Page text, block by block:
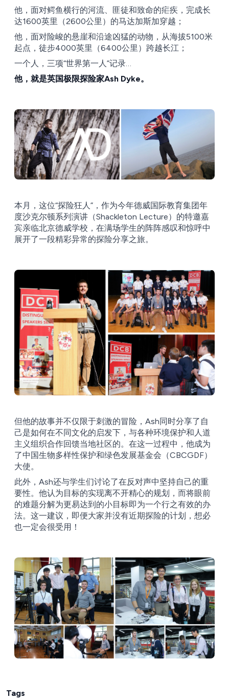
他，面对鳄鱼横行的河流、匪徒和致命的疟疾，完成长
达1600英里（2600公里）的马达加斯加穿越；
他，面对险峻的悬崖和沿途凶猛的动物，从海拔5100米
起点，徒步4000英里（6400公里）跨越长江；
一个人，三项“世界第一人”记录…
他，就是英国极限探险家Ash Dyke。
本月，这位“探险狂人”，作为今年德威国际教育集团年
度沙克尔顿系列演讲（Shackleton Lecture）的特邀嘉
宾亲临北京德威学校，在满场学生的阵阵感叹和惊呼中
展开了一段精彩异常的探险分享之旅。
但他的故事并不仅限于刺激的冒险，Ash同时分享了自
己是如何在不同文化的启发下，与各种环境保护和人道
主义组织合作回馈当地社区的。在这一过程中，他成为
了中国生物多样性保护和绿色发展基金会（CBCGDF）
大使。
此外，Ash还与学生们讨论了在反对声中坚持自己的重
要性。他认为目标的实现离不开精心的规划，而将眼前
的难题分解为更易达到的小目标即为一个行之有效的办
法。这一建议，即便大家并没有近期探险的计划，想必
也一定会很受用！
Tags